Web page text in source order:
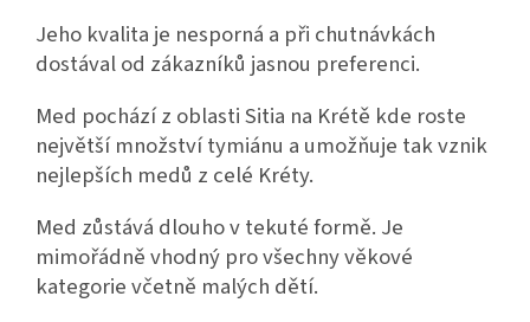
Jeho kvalita je nesporná a při chutnávkách
dostával od zákazníků jasnou preferenci.
Med pochází z oblasti Sitia na Krétě kde roste
největší množství tymiánu a umožňuje tak vznik
nejlepších medů z celé Kréty.
Med zůstává dlouho v tekuté formě. Je
mimořádně vhodný pro všechny věkové
kategorie včetně malých dětí.